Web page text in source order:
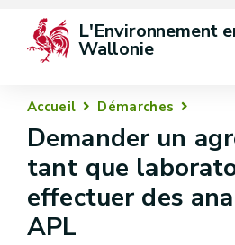
L'Environnement
Wallonie
Accueil Démarches
Demander un
tant que
effectuer des
APL